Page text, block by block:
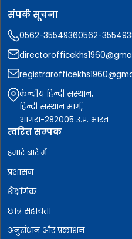
संपर्क सूचना
0562-35549360562-
केन्द्रीय हिन्दी संस्थान,
हिन्दी संस्थान मार्ग,
आगरा-282005 उ.प्र. भारत
त्वरित सम्पक
हमारे बारे में
प्रशासन
शैक्षणिक
छात्र सहायता
अनुसंधान और प्रकाशन